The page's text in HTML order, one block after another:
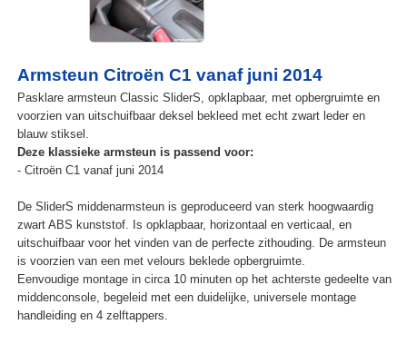
Armsteun Citroën C1 vanaf juni 2014
Pasklare armsteun Classic SliderS, opklapbaar, met opbergruimte en
voorzien van uitschuifbaar deksel bekleed met echt zwart leder en
blauw stiksel.
Deze klassieke armsteun is passend voor:
- Citroën C1 vanaf juni 2014
De SliderS middenarmsteun is geproduceerd van sterk hoogwaardig
zwart ABS kunststof. Is opklapbaar, horizontaal en verticaal, en
uitschuifbaar voor het vinden van de perfecte zithouding. De armsteun
is voorzien van een met velours beklede opbergruimte.
Eenvoudige montage in circa 10 minuten op het achterste gedeelte van
middenconsole, begeleid met een duidelijke, universele montage
handleiding en 4 zelftappers.